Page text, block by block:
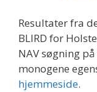
Resultater fra
BLIRD for
NAV søgning
monogene
hjemmeside.